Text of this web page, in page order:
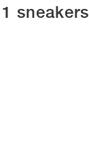
sneakers